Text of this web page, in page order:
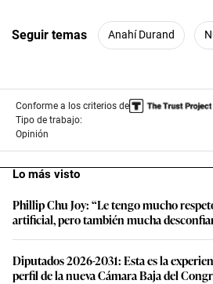
Seguir temas Anahí Durand
Conforme a los criterios de
Tipo de trabajo:
Opinión
Lo más visto
Phillip Chu Joy: “Le tengo mucho
artificial, pero también mucha
Diputados 2026-2031: Esta es la
perfil de la nueva Cámara Baja del